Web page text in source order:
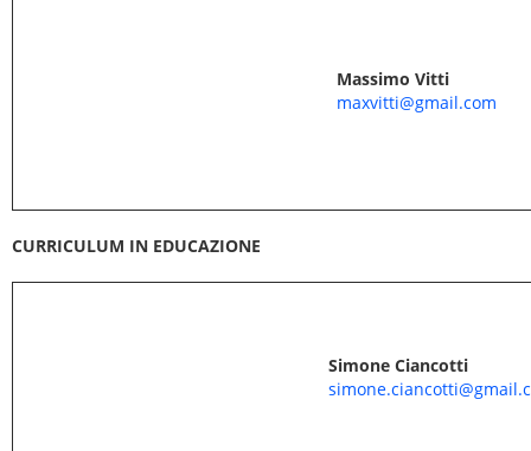
Massimo Vitti
maxvitti@gmail.com
CURRICULUM IN EDUCAZIONE
Simone Ciancotti